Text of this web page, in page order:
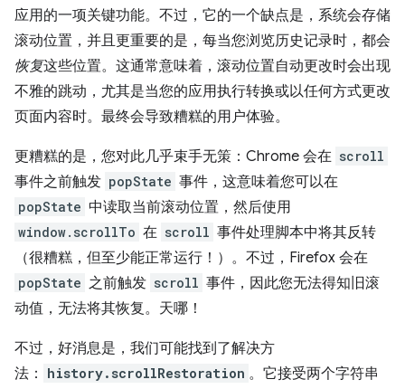
应用的一项关键功能。不过，它的一个缺点是，系统会存储
滚动位置，并且更重要的是，每当您浏览历史记录时，都会
恢复这些位置。这通常意味着，滚动位置自动更改时会出现
不雅的跳动，尤其是当您的应用执行转换或以任何方式更改
页面内容时。最终会导致糟糕的用户体验。
更糟糕的是，您对此几乎束手无策：Chrome 会在 scroll
事件之前触发 popState 事件，这意味着您可以在
popState 中读取当前滚动位置，然后使用
window.scrollTo 在 scroll 事件处理脚本中将其反转
（很糟糕，但至少能正常运行！）。不过，Firefox 会在
popState 之前触发 scroll 事件，因此您无法得知旧滚
动值，无法将其恢复。 天哪！
不过，好消息是，我们可能找到了解决方
法：
history.scrollRestoration 。它接受两个字符串